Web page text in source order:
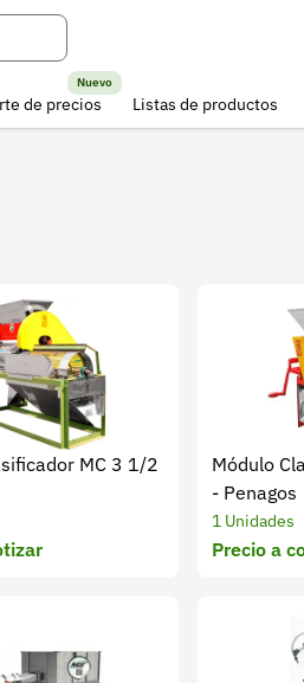
de precios
Nuevo
Listas de productos
MC 3 1/2
Módulo
- Penagos
1 Unidades
Precio a